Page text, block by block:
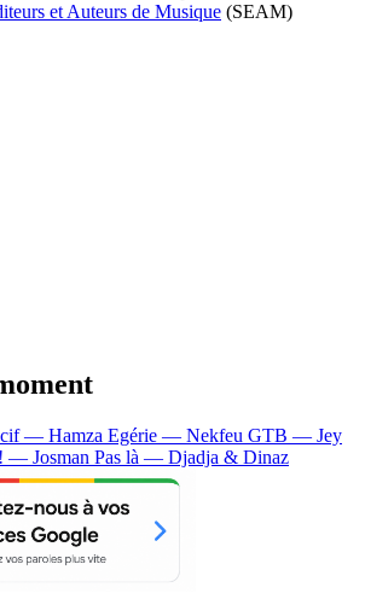
et Auteurs de Musique (SEAM)
— Hamza Egérie — Nekfeu GTB — Jey
— Josman Pas là — Djadja & Dinaz